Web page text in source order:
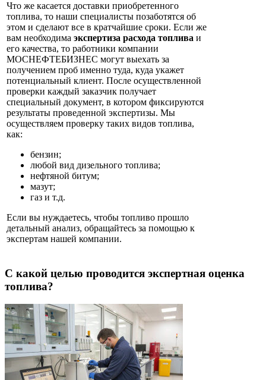
Что же касается доставки приобретенного
топлива, то наши специалисты позаботятся об
этом и сделают все в кратчайшие сроки. Если же
вам необходима экспертиза расхода топлива и
его качества, то работники компании
МОСНЕФТЕБИЗНЕС могут выехать за
получением проб именно туда, куда укажет
потенциальный клиент. После осуществленной
проверки каждый заказчик получает
специальный документ, в котором фиксируются
результаты проведенной экспертизы. Мы
осуществляем проверку таких видов топлива,
как:
бензин;
любой вид дизельного топлива;
нефтяной битум;
мазут;
газ и т.д.
Если вы нуждаетесь, чтобы топливо прошло
детальный анализ, обращайтесь за помощью к
экспертам нашей компании.
С какой целью проводится экспертная оценка
топлива?